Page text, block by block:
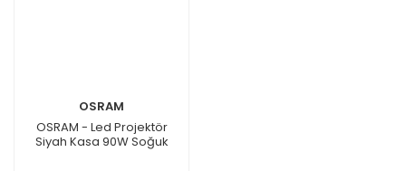
OSRAM
OSRAM - Led Projektör
Siyah Kasa 90W Soğuk